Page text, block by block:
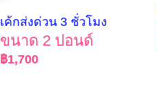
เค้กส่งด่วน 3 ชั่วโมง
ขนาด 2 ปอนด์
฿1,700